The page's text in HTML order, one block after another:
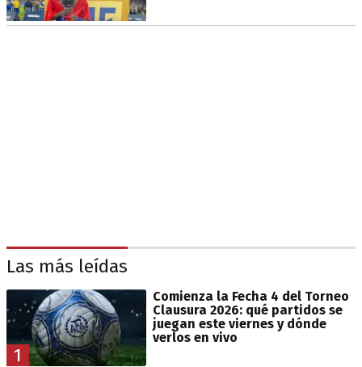
Las más leídas
1
Comienza la Fecha 4 del Torneo
Clausura 2026: qué partidos se
juegan este viernes y dónde
verlos en vivo